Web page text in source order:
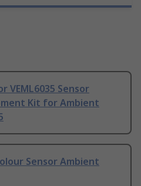
VEML6035 Sensor
Kit for Ambient
Sensor Ambient